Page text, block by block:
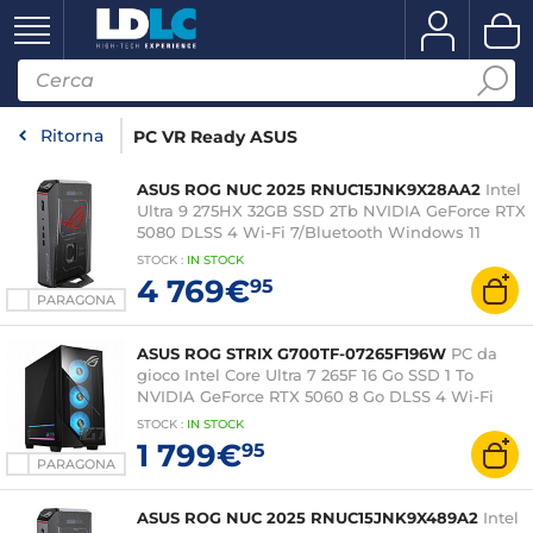
Ritorna PC VR Ready ASUS
PARAGONA
ASUS ROG NUC 2025 RNUC15JNK9X28AA2 Intel
Ultra 9 275HX 32GB SSD 2Tb NVIDIA GeForce RTX
5080 DLSS 4 Wi-Fi 7/Bluetooth Windows 11
Home Gamer PC
STOCK : IN STOCK
4 769€95
PARAGONA
ASUS ROG STRIX G700TF-07265F196W PC da
gioco Intel Core Ultra 7 265F 16 Go SSD 1 To
NVIDIA GeForce RTX 5060 8 Go DLSS 4 Wi-Fi
6/Bluetooth Windows 11 Famille (senza schermo)
STOCK : IN STOCK
1 799€95
ASUS ROG NUC 2025 RNUC15JNK9X489A2 Intel